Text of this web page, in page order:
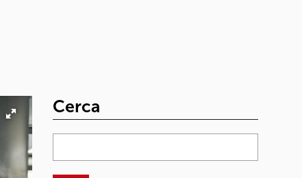
Cerca